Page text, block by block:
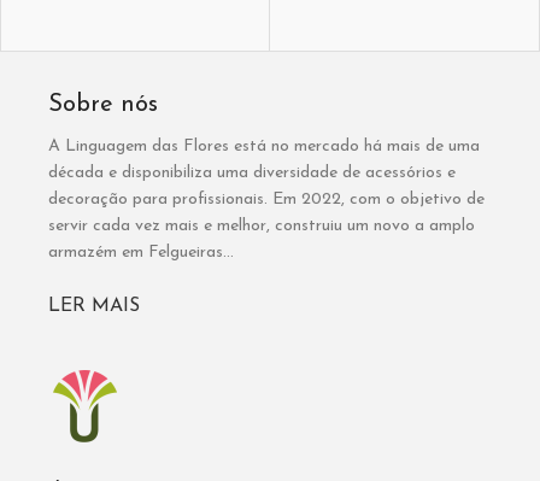
Sobre nós
A Linguagem das Flores está no mercado há mais de uma
década e disponibiliza uma diversidade de acessórios e
decoração para profissionais. Em 2022, com o objetivo de
servir cada vez mais e melhor, construiu um novo a amplo
armazém em Felgueiras...
LER MAIS